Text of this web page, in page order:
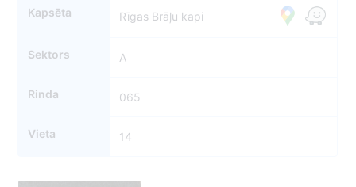
Kapsēta Rīgas Brāļu kapi
Sektors A
Rinda 065
Vieta 14